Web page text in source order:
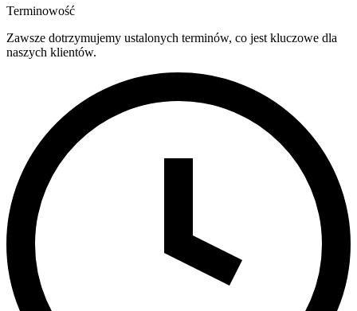
Terminowość
Zawsze dotrzymujemy ustalonych terminów, co jest kluczowe dla
naszych klientów.